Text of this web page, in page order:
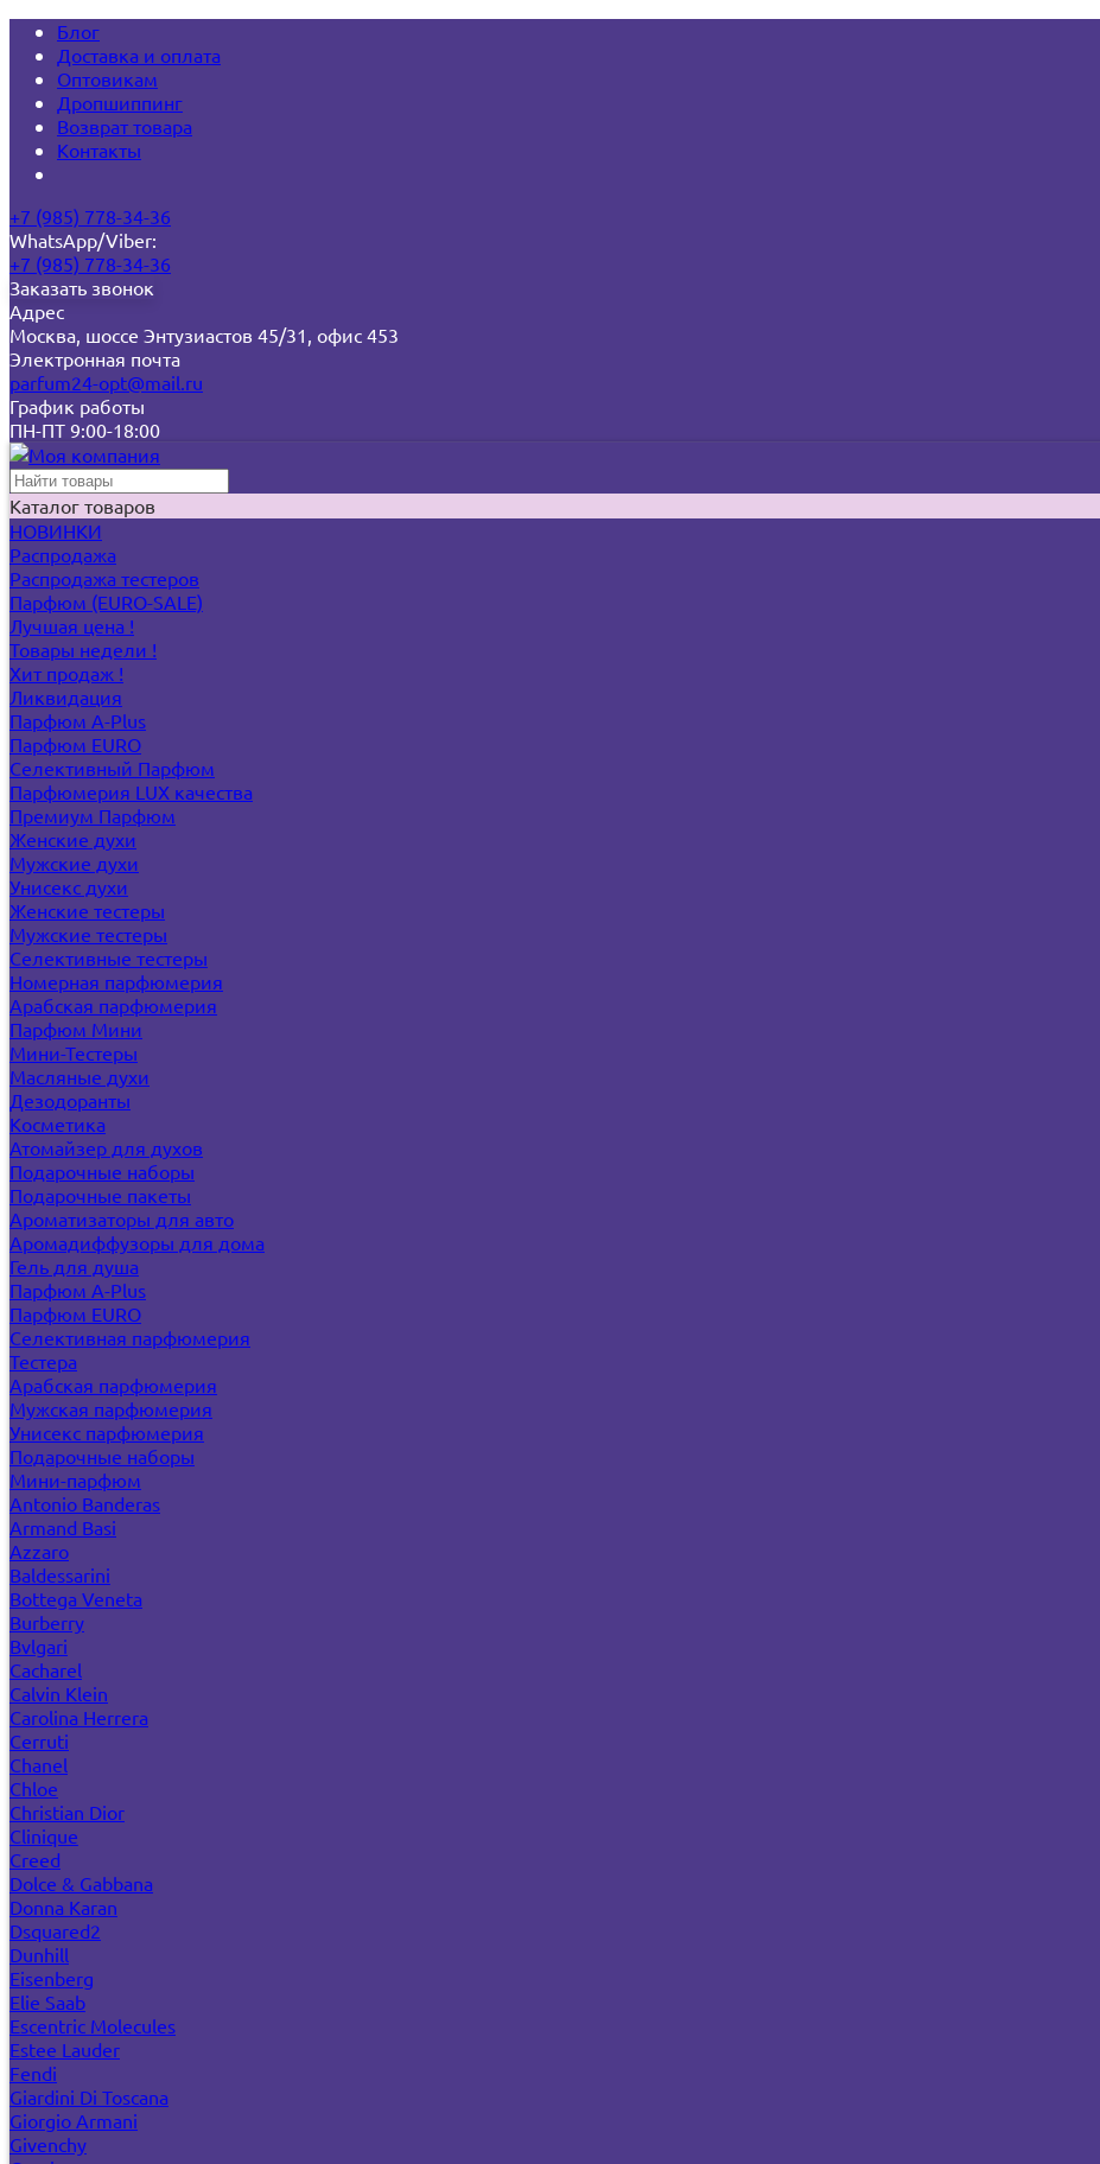
Блог
Доставка и оплата
Оптовикам
Дропшиппинг
Возврат товара
Контакты
+7 (985) 778-34-36
WhatsApp/Viber:
+7 (985) 778-34-36
Заказать звонок
Адрес
Москва, шоссе Энтузиастов 45/31, офис 453
Электронная почта
parfum24-opt@mail.ru
График работы
ПН-ПТ 9:00-18:00
Каталог товаров
НОВИНКИ
Распродажа
Распродажа тестеров
Парфюм (EURO-SALE)
Лучшая цена !
Товары недели !
Хит продаж !
Ликвидация
Парфюм A-Plus
Парфюм EURO
Селективный Парфюм
Парфюмерия LUX качества
Премиум Парфюм
Женские духи
Мужские духи
Унисекс духи
Женские тестеры
Мужские тестеры
Селективные тестеры
Номерная парфюмерия
Арабская парфюмерия
Парфюм Мини
Мини-Тестеры
Масляные духи
Дезодоранты
Косметика
Атомайзер для духов
Подарочные наборы
Подарочные пакеты
Ароматизаторы для авто
Аромадиффузоры для дома
Гель для душа
Парфюм A-Plus
Парфюм EURO
Селективная парфюмерия
Тестера
Арабская парфюмерия
Мужская парфюмерия
Унисекс парфюмерия
Подарочные наборы
Мини-парфюм
Antonio Banderas
Armand Basi
Azzaro
Baldessarini
Bottega Veneta
Burberry
Bvlgari
Cacharel
Calvin Klein
Carolina Herrera
Cerruti
Chanel
Chloe
Christian Dior
Clinique
Creed
Dolce & Gabbana
Donna Karan
Dsquared2
Dunhill
Eisenberg
Elie Saab
Escentric Molecules
Estee Lauder
Fendi
Giardini Di Toscana
Giorgio Armani
Givenchy